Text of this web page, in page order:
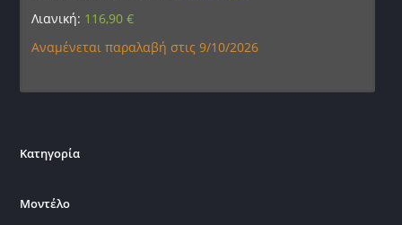
Λιανική: 116,90€
Αναμένεται παραλαβή στις 9/10/2026
Κατηγορία
Μοντέλο